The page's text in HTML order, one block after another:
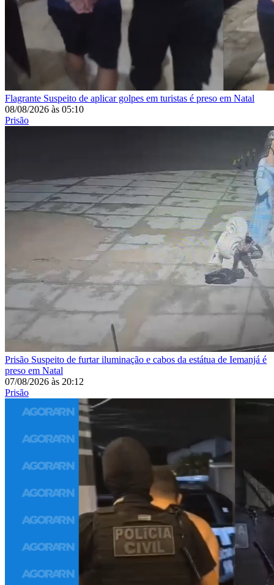
Flagrante Suspeito de aplicar golpes em turistas é preso em Natal
08/08/2026 às 05:10
Prisão
Prisão Suspeito de furtar iluminação e cabos da estátua de Iemanjá é
preso em Natal
07/08/2026 às 20:12
Prisão